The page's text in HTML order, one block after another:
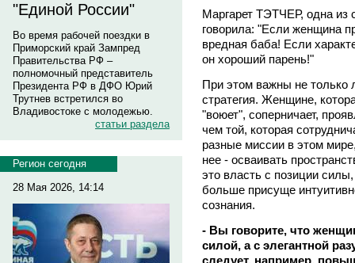
"Единой России"
Во время рабочей поездки в
Приморский край Зампред
Правительства РФ –
полномочный представитель
Президента РФ в ДФО Юрий
Трутнев встретился во
Владивостоке с молодежью.
статьи раздела
Регион сегодня
28 Мая 2026, 14:14
Маргарет ТЭТЧЕР, одна
говорила: "Если женщина
вредная баба! Если
он хороший парень!"
При этом важны не только
стратегия. Женщине,
"воюет", соперничает,
чем той, которая
разные миссии в этом
нее - осваивать
это власть с позиции
больше присуще
сознания.
- Вы говорите, что
силой, а с элегантной
следует, например,